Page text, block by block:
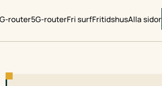
router5G-routerFri surfFritidshusAlla sidor